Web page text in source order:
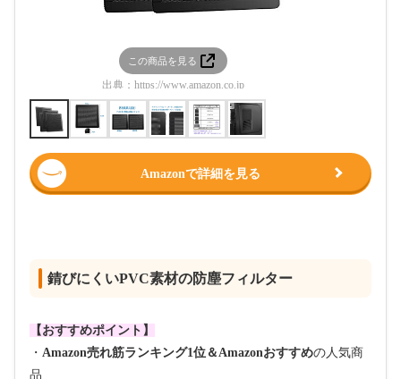
この商品を見る
出典： https://www.amazon.co.jp
Amazonで詳細を見る
錆びにくいPVC素材の防塵フィルター
【おすすめポイント】
・ Amazon売れ筋ランキング1位＆Amazonおすすめの人気商
品